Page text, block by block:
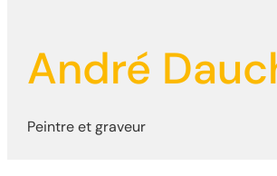
André
Peintre et graveur